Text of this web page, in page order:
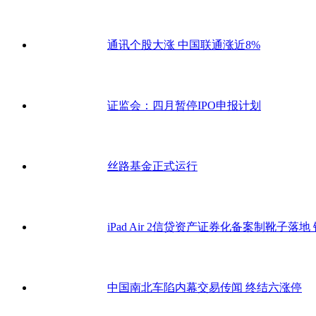
通讯个股大涨 中国联通涨近8%
证监会：四月暂停IPO申报计划
丝路基金正式运行
iPad Air 2信贷资产证券化备案制靴子落地
中国南北车陷内幕交易传闻 终结六涨停